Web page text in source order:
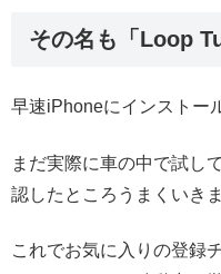
その名も「Loop
早速iPhoneにインストー
まだ実際に車の中で試し
認したところうまくいきま
これでお気に入りの登録